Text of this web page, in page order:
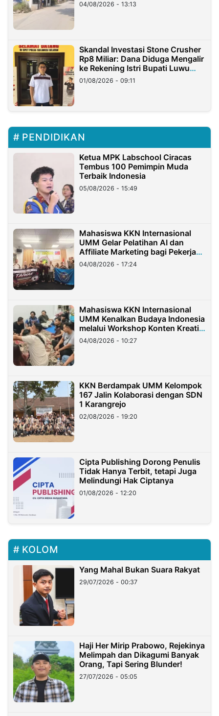
04/08/2026 - 13:13
Skandal Investasi Stone Crusher
Rp8 Miliar: Dana Diduga Mengalir
ke Rekening Istri Bupati Luwu
Timur
01/08/2026 - 09:11
PENDIDIKAN
Ketua MPK Labschool Ciracas
Tembus 100 Pemimpin Muda
Terbaik Indonesia
05/08/2026 - 15:49
Mahasiswa KKN Internasional
UMM Gelar Pelatihan AI dan
Affiliate Marketing bagi Pekerja
Migran Indonesia di Taiwan
04/08/2026 - 17:24
Mahasiswa KKN Internasional
UMM Kenalkan Budaya Indonesia
melalui Workshop Konten Kreatif
di Taiwan
04/08/2026 - 10:27
KKN Berdampak UMM Kelompok
167 Jalin Kolaborasi dengan SDN
1 Karangrejo
02/08/2026 - 19:20
Cipta Publishing Dorong Penulis
Tidak Hanya Terbit, tetapi Juga
Melindungi Hak Ciptanya
01/08/2026 - 12:20
KOLOM
Yang Mahal Bukan Suara Rakyat
29/07/2026 - 00:37
Haji Her Mirip Prabowo, Rejekinya
Melimpah dan Dikagumi Banyak
Orang, Tapi Sering Blunder!
27/07/2026 - 05:05